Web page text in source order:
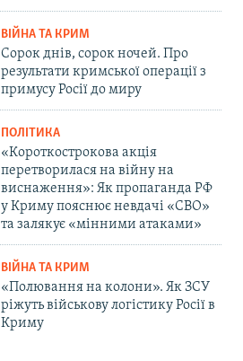
ВІЙНА ТА КРИМ
Сорок днів, сорок ночей. Про
результати кримської операції з
примусу Росії до миру
ПОЛІТИКА
«Короткострокова акція
перетворилася на війну на
виснаження»: Як пропаганда РФ
у Криму пояснює невдачі «СВО»
та залякує «мінними атаками»
ВІЙНА ТА КРИМ
«Полювання на колони». Як ЗСУ
ріжуть військову логістику Росії в
Криму